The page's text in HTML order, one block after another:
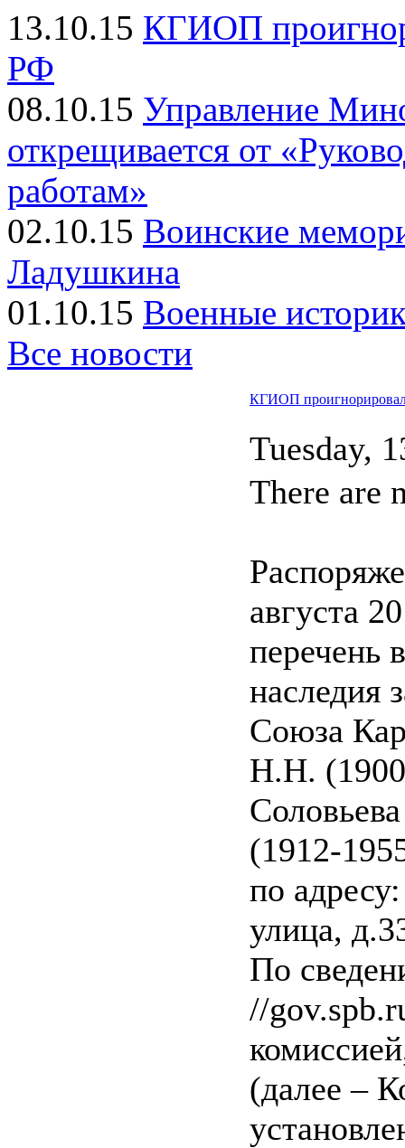
13.10.15 КГИОП
РФ
08.10.15 Управление
открещивается от
работам»
02.10.15 Воинские
Ладушкина
01.10.15 Военные
Все новости
КГИОП
Tuesday,
There are
августа
перечень
наследия
Союза
Н.Н.
(1912-
по
улица,
По
//
(далее –